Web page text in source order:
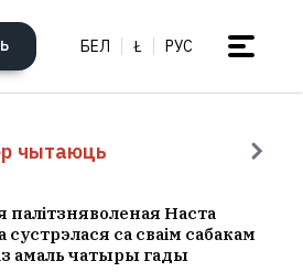
БЕЛ Ł РУС
чытаюць
палітзняволеная Наста
сустрэлася са сваім сабакам
амаль чатыры гады